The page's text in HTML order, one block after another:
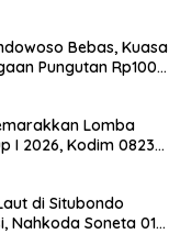
Bebas, Kuasa
Pungutan Rp100
Lomba
I 2026, Kodim 0823
Desa
di Situbondo
Nahkoda Soneta 01